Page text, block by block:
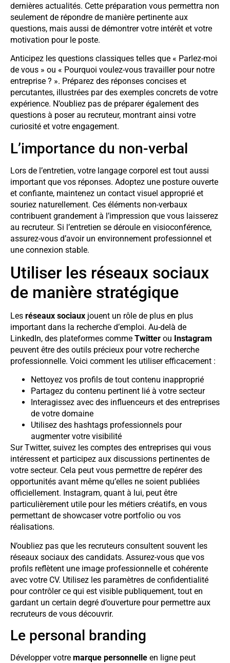
dernières actualités. Cette préparation vous permettra non
seulement de répondre de manière pertinente aux
questions, mais aussi de démontrer votre intérêt et votre
motivation pour le poste.
Anticipez les questions classiques telles que « Parlez-moi
de vous » ou « Pourquoi voulez-vous travailler pour notre
entreprise ? ». Préparez des réponses concises et
percutantes, illustrées par des exemples concrets de votre
expérience. N’oubliez pas de préparer également des
questions à poser au recruteur, montrant ainsi votre
curiosité et votre engagement.
L’importance du non-verbal
Lors de l’entretien, votre langage corporel est tout aussi
important que vos réponses. Adoptez une posture ouverte
et confiante, maintenez un contact visuel approprié et
souriez naturellement. Ces éléments non-verbaux
contribuent grandement à l’impression que vous laisserez
au recruteur. Si l’entretien se déroule en visioconférence,
assurez-vous d’avoir un environnement professionnel et
une connexion stable.
Utiliser les réseaux sociaux
de manière stratégique
Les réseaux sociaux jouent un rôle de plus en plus
important dans la recherche d’emploi. Au-delà de
LinkedIn, des plateformes comme Twitter ou Instagram
peuvent être des outils précieux pour votre recherche
professionnelle. Voici comment les utiliser efficacement :
Nettoyez vos profils de tout contenu inapproprié
Partagez du contenu pertinent lié à votre secteur
Interagissez avec des influenceurs et des entreprises
de votre domaine
Utilisez des hashtags professionnels pour
augmenter votre visibilité
Sur Twitter, suivez les comptes des entreprises qui vous
intéressent et participez aux discussions pertinentes de
votre secteur. Cela peut vous permettre de repérer des
opportunités avant même qu’elles ne soient publiées
officiellement. Instagram, quant à lui, peut être
particulièrement utile pour les métiers créatifs, en vous
permettant de showcaser votre portfolio ou vos
réalisations.
N’oubliez pas que les recruteurs consultent souvent les
réseaux sociaux des candidats. Assurez-vous que vos
profils reflètent une image professionnelle et cohérente
avec votre CV. Utilisez les paramètres de confidentialité
pour contrôler ce qui est visible publiquement, tout en
gardant un certain degré d’ouverture pour permettre aux
recruteurs de vous découvrir.
Le personal branding
Développer votre marque personnelle en ligne peut